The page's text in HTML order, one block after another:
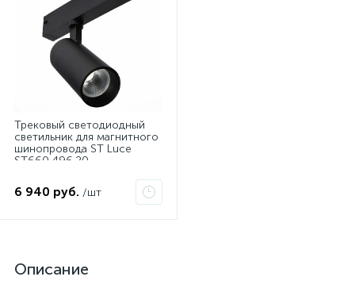
Трековый светодиодный
светильник для магнитного
шинопровода ST Luce
ST660.496.20
6 940 руб. /шт
Описание